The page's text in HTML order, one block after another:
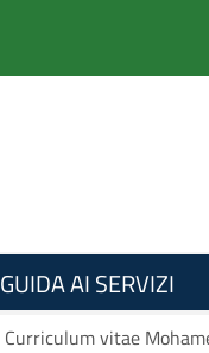
GUIDA AI SERVIZI
Curriculum vitae